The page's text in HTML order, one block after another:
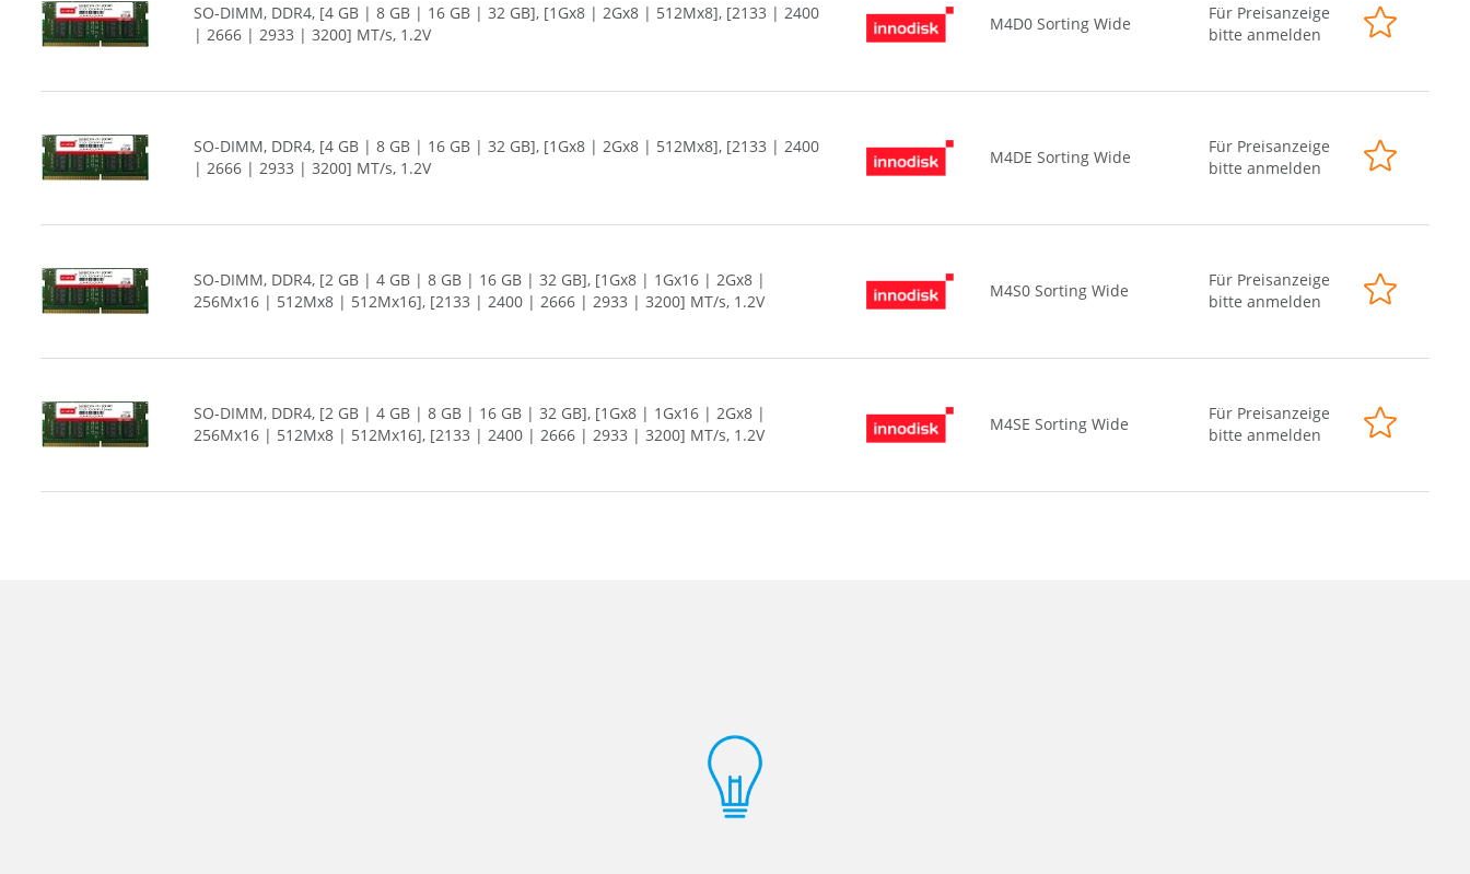
SO-DIMM, DDR4, [4 GB | 8 GB | 16 GB | 32 GB], [1Gx8 | 2Gx8 | 512Mx8], [2133 | 2400
| 2666 | 2933 | 3200] MT/s, 1.2V
M4D0 Sorting Wide
Für Preisanzeige
bitte anmelden
SO-DIMM, DDR4, [4 GB | 8 GB | 16 GB | 32 GB], [1Gx8 | 2Gx8 | 512Mx8], [2133 | 2400
| 2666 | 2933 | 3200] MT/s, 1.2V
M4DE Sorting Wide
Für Preisanzeige
bitte anmelden
SO-DIMM, DDR4, [2 GB | 4 GB | 8 GB | 16 GB | 32 GB], [1Gx8 | 1Gx16 | 2Gx8 |
256Mx16 | 512Mx8 | 512Mx16], [2133 | 2400 | 2666 | 2933 | 3200] MT/s, 1.2V
M4S0 Sorting Wide
Für Preisanzeige
bitte anmelden
SO-DIMM, DDR4, [2 GB | 4 GB | 8 GB | 16 GB | 32 GB], [1Gx8 | 1Gx16 | 2Gx8 |
256Mx16 | 512Mx8 | 512Mx16], [2133 | 2400 | 2666 | 2933 | 3200] MT/s, 1.2V
M4SE Sorting Wide
Für Preisanzeige
bitte anmelden